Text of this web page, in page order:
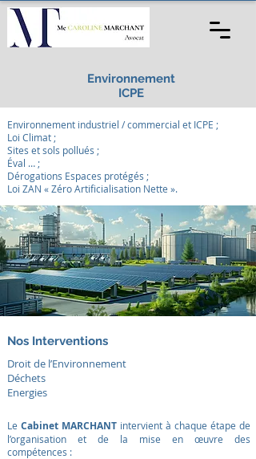
Environnement
ICPE
Environnement industriel / commercial et ICPE ;
Loi Climat ;
Sites et sols pollués ;
Éval … ;
Dérogations Espaces protégés ;
Loi ZAN « Zéro Artificialisation Nette ».
Nos Interventions
Droit de l’Environnement
Déchets
Energies
Le Cabinet MARCHANT intervient à chaque étape de
l’organisation et de la mise en œuvre des
compétences :